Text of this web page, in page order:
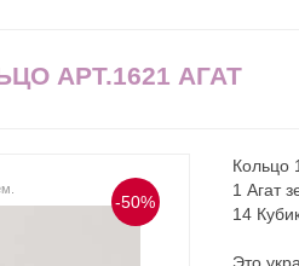
АРТ.1621 АГАТ
-50%
Кольцо
1 Агат
14